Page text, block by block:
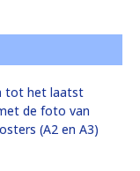
tot het laatst
de foto van
(A2 en A3)